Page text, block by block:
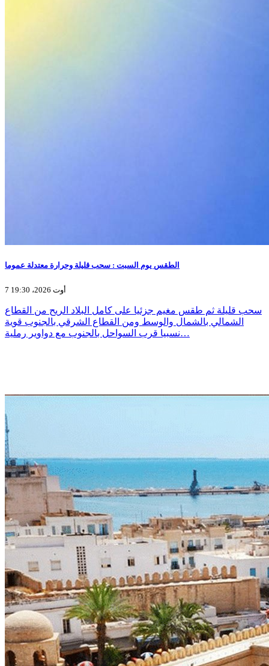
الطقس يوم السبت : سحب قليلة وحرارة معتدلة عموما
7 أوت 2026، 19:30
سحب قليلة ثم طقس مغيم جزئيا على كامل البلاد الريح من القطاع
الشمالي بالشمال والوسط ومن القطاع الشرقي بالجنوب قوية
نسبيا قرب السواحل بالجنوب مع دواوير رملية…